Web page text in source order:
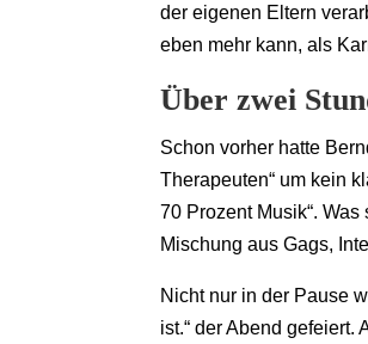
der eigenen Eltern
eben mehr kann, als
Über zwei
Schon vorher hatte
Therapeuten“ um kein
70 Prozent Musik“.
Mischung aus Gags,
Nicht nur in der Pause
ist.“ der Abend gefeiert.